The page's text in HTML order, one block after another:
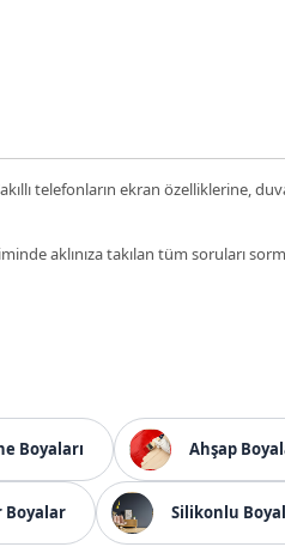
telefonların ekran özelliklerine,
aklınıza takılan tüm soruları
Boyaları Ahşap
Boyalar Silikonlu